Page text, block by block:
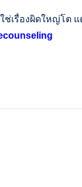
เรื่องผิดใหญ่โต แ